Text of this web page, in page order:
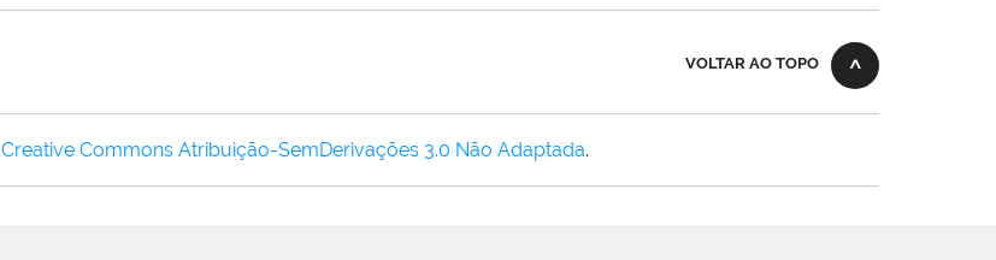
VOLTAR AO TOPO
Creative Commons Atribuição-SemDerivações 3.0 Não Adaptada.